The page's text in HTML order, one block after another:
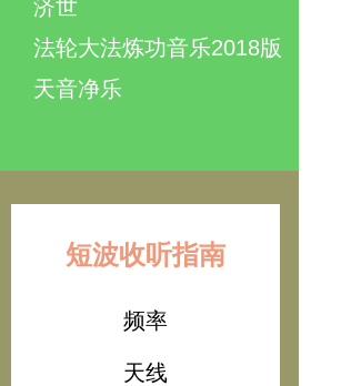
济世
法轮大法炼功音乐2018版
天音净乐
短波收听指南
频率
天线